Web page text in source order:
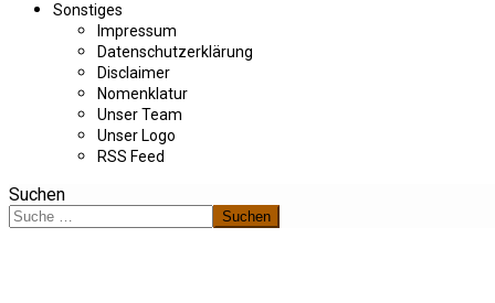
Sonstiges
Impressum
Datenschutzerklärung
Disclaimer
Nomenklatur
Unser Team
Unser Logo
RSS Feed
Suchen
Suchen